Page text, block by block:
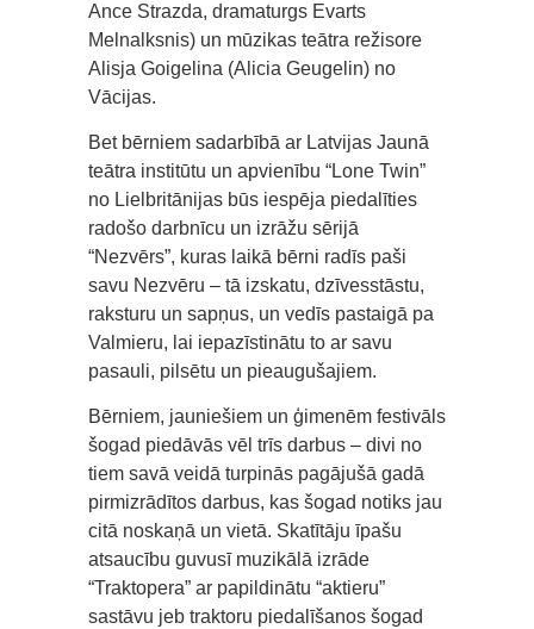
Ance Strazda, dramaturgs Evarts
Melnalksnis) un mūzikas teātra režisore
Alisja Goigelina (Alicia Geugelin) no
Vācijas.
Bet bērniem sadarbībā ar Latvijas Jaunā
teātra institūtu un apvienību “Lone Twin”
no Lielbritānijas būs iespēja piedalīties
radošo darbnīcu un izrāžu sērijā
“Nezvērs”, kuras laikā bērni radīs paši
savu Nezvēru – tā izskatu, dzīvesstāstu,
raksturu un sapņus, un vedīs pastaigā pa
Valmieru, lai iepazīstinātu to ar savu
pasauli, pilsētu un pieaugušajiem.
Bērniem, jauniešiem un ģimenēm festivāls
šogad piedāvās vēl trīs darbus – divi no
tiem savā veidā turpinās pagājušā gadā
pirmizrādītos darbus, kas šogad notiks jau
citā noskaņā un vietā. Skatītāju īpašu
atsaucību guvusī muzikālā izrāde
“Traktopera” ar papildinātu “aktieru”
sastāvu jeb traktoru piedalīšanos šogad